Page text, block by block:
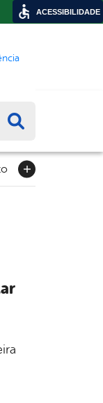
ACESSIBILIDADE